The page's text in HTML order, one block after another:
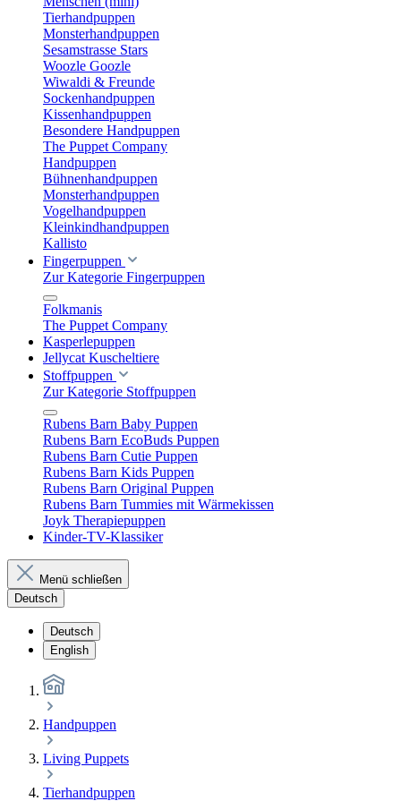
Tierhandpuppen
Monsterhandpuppen
Sesamstrasse Stars
Woozle Goozle
Wiwaldi & Freunde
Sockenhandpuppen
Kissenhandpuppen
Besondere Handpuppen
The Puppet Company
Handpuppen
Bühnenhandpuppen
Monsterhandpuppen
Vogelhandpuppen
Kleinkindhandpuppen
Kallisto
Fingerpuppen
Zur Kategorie Fingerpuppen
Folkmanis
The Puppet Company
Kasperlepuppen
Jellycat Kuscheltiere
Stoffpuppen
Zur Kategorie Stoffpuppen
Rubens Barn Baby Puppen
Rubens Barn EcoBuds Puppen
Rubens Barn Cutie Puppen
Rubens Barn Kids Puppen
Rubens Barn Original Puppen
Rubens Barn Tummies mit Wärmekissen
Joyk Therapiepuppen
Kinder-TV-Klassiker
Menü schließen
Deutsch
Deutsch
English
Handpuppen
Living Puppets
Tierhandpuppen